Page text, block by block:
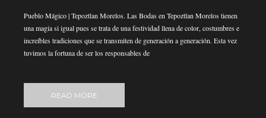
Pueblo Mágico | Tepoztlan Morelos. Las Bodas en Tepoztlan Morelos tienen
una magia si igual pues se trata de una festividad llena de color, costumbres e
increíbles tradiciones que se transmiten de generación a generación. Esta vez
tuvimos la fortuna de ser los responsables de
READ MORE